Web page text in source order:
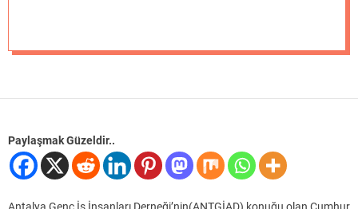
Paylaşmak Güzeldir..